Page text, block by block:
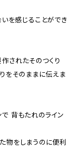
を感じることができ
されたそのつくり
をそのままに伝えま
背もたれのライン
物をしまうのに便利